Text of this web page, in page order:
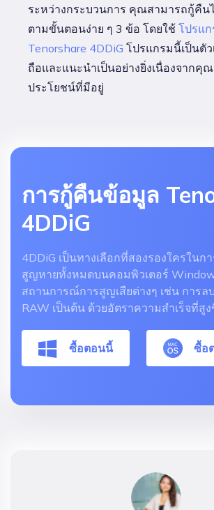
ระหว่างกระบวนการ คุณสามารถกู้คืน
ตามขั้นตอนง่าย ๆ 3 ข้อ โดยใช้ โปรแ
Tenorshare 4DDiG โปรแกรมนี้เป็นตั
ถือและแนะนำเป็นอย่างยิ่งเนื่องจากคุ
ประโยชน์ที่มีอยู่
การกู้คืนข้อมูล
4DDiG
4DDiG เป็นทางเลือกที่สองรองใครใน
สูญหายทั้งหมดบนคอมพิวเตอร์
สถานการณ์การสูญเสียต่างๆ เช่น การล
RAW เป็นต้น ด้วยอัตราความสำเร็จที่สู
ซื้อตอนนี้ ซื้อ